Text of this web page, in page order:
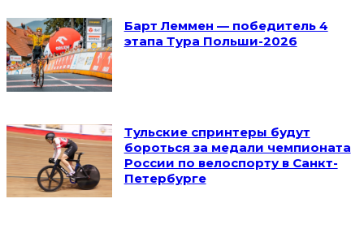
Барт Леммен — победитель 4
этапа Тура Польши-2026
Тульские спринтеры будут
бороться за медали чемпионата
России по велоспорту в Санкт-
Петербурге